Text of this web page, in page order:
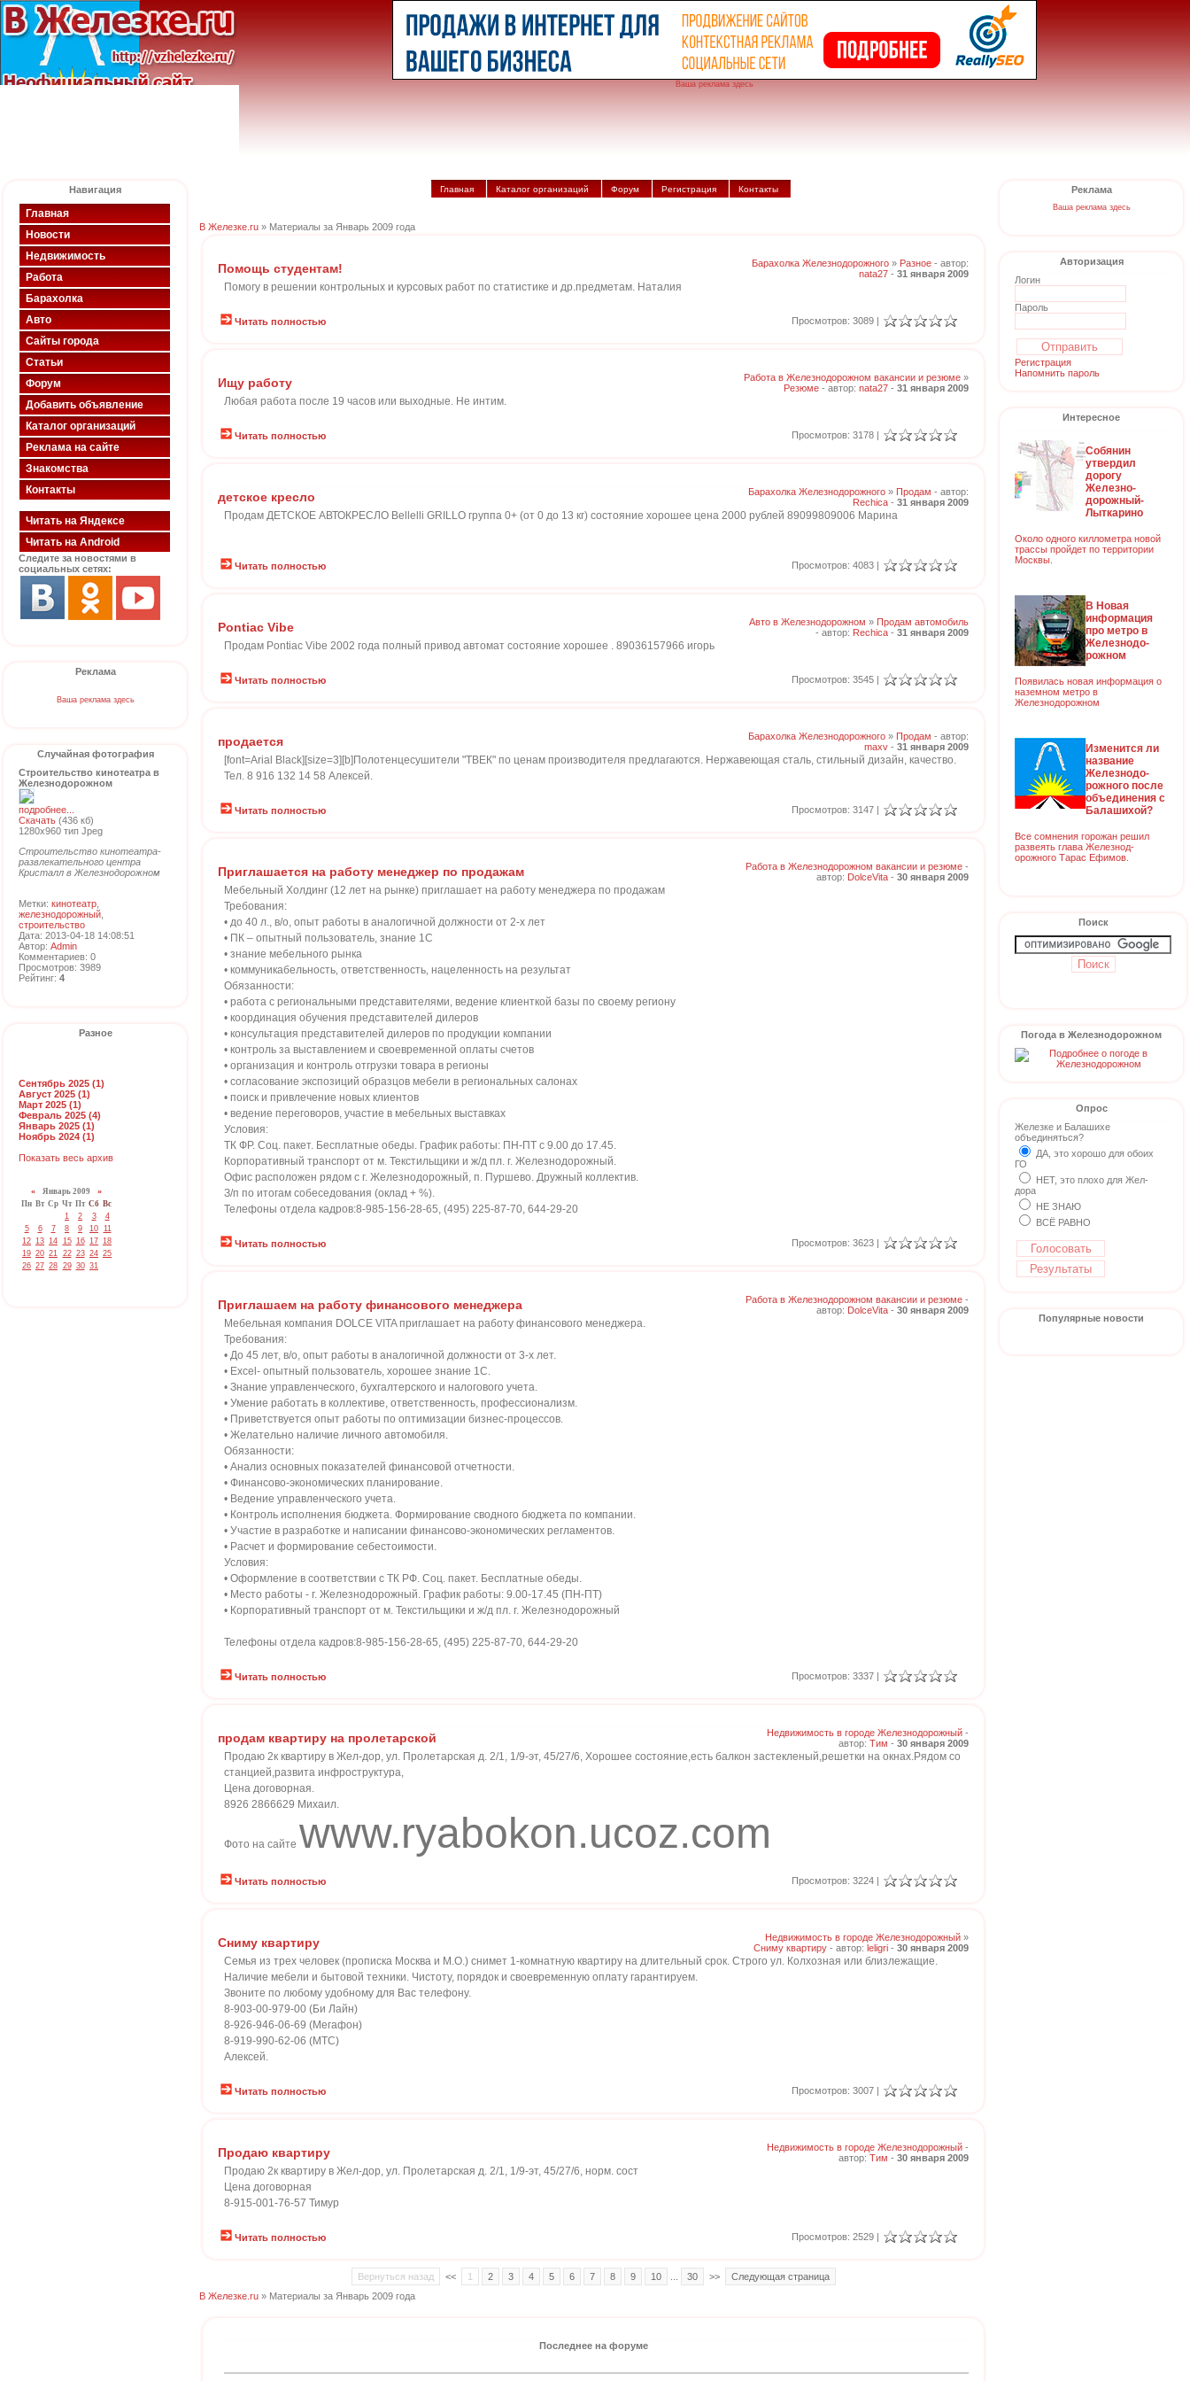
Ваша реклама здесь
Навигация
Главная
Новости
Недвижимость
Работа
Барахолка
Авто
Сайты города
Статьи
Форум
Добавить объявление
Каталог организаций
Реклама на сайте
Знакомства
Контакты
Читать на Яндексе
Читать на Android
Следите за новостями в
социальных сетях:
Реклама
Ваша реклама здесь
Случайная фотография
Строительство кинотеатра в
Железнодорожном
подробнее...
Скачать (436 кб)
1280x960 тип Jpeg
Строительство кинотеатра-
развлекательного центра
Кристалл в Железнодорожном
Метки: кинотеатр
железнодорожный
строительство
Дата: 2013-04-18 14:08:51
Автор: Admin
Комментариев: 0
Просмотров: 3989
Рейтинг: 4
Разное
Сентябрь 2025 (1)
Август 2025 (1)
Март 2025 (1)
Февраль 2025 (4)
Январь 2025 (1)
Ноябрь 2024 (1)
Показать весь архив
« Январь 2009 »
Пн Вт Ср Чт Пт Сб Вс
1
2 3
4
5
6 7 8 9 10 11
12 13 14 15 16 17 18
19 20 21 22 23 24 25
26 27 28 29 30 31
Главная Каталог организаций Форум Регистрация Контакты
В Железке.ru » Материалы за Январь 2009 года
Помощь студентам! Барахолка Железнодорожного » Разное - автор:
nata27 - 31 января 2009
Помогу в решении контрольных и курсовых работ по статистике и др.предметам. Наталия
Читать полностью Просмотров: 3089 |
Ищу работу Работа в Железнодорожном вакансии и резюме »
Резюме - автор: nata27 - 31 января 2009
Любая работа после 19 часов или выходные. Не интим.
Читать полностью Просмотров: 3178 |
детское кресло Барахолка Железнодорожного » Продам - автор:
Rechica - 31 января 2009
Продам ДЕТСКОЕ АВТОКРЕСЛО Bellelli GRILLO группа 0+ (от 0 до 13 кг) состояние хорошее цена 2000 рублей 89099809006 Марина
Читать полностью Просмотров: 4083 |
Pontiac Vibe Авто в Железнодорожном » Продам автомобиль
- автор: Rechica - 31 января 2009
Продам Pontiac Vibe 2002 года полный привод автомат состояние хорошее . 89036157966 игорь
Читать полностью Просмотров: 3545 |
продается Барахолка Железнодорожного » Продам - автор:
maxv - 31 января 2009
[font=Arial Black][size=3][b]Полотенцесушители "ТВЕК" по ценам производителя предлагаются. Нержавеющая сталь, стильный дизайн, качество.
Тел. 8 916 132 14 58 Алексей.
Читать полностью Просмотров: 3147 |
Приглашается на работу менеджер по продажам Работа в Железнодорожном вакансии и резюме -
автор: DolceVita - 30 января 2009
Мебельный Холдинг (12 лет на рынке) приглашает на работу менеджера по продажам
Требования:
• до 40 л., в/о, опыт работы в аналогичной должности от 2-х лет
• ПК – опытный пользователь, знание 1С
• знание мебельного рынка
• коммуникабельность‚ ответственность‚ нацеленность на результат
Обязанности:
• работа с региональными представителями, ведение клиенткой базы по своему региону
• координация обучения представителей дилеров
• консультация представителей дилеров по продукции компании
• контроль за выставлением и своевременной оплаты счетов
• организация и контроль отгрузки товара в регионы
• согласование экспозиций образцов мебели в региональных салонах
• поиск и привлечение новых клиентов
• ведение переговоров, участие в мебельных выставках
Условия:
ТК ФР. Соц. пакет. Бесплатные обеды. График работы: ПН-ПТ с 9.00 до 17.45.
Корпоративный транспорт от м. Текстильщики и ж/д пл. г. Железнодорожный.
Офис расположен рядом с г. Железнодорожный, п. Пуршево. Дружный коллектив.
З/п по итогам собеседования (оклад + %).
Телефоны отдела кадров:8-985-156-28-65, (495) 225-87-70, 644-29-20
Читать полностью Просмотров: 3623 |
Приглашаем на работу финансового менеджера Работа в Железнодорожном вакансии и резюме -
автор: DolceVita - 30 января 2009
Мебельная компания DOLCE VITA приглашает на работу финансового менеджера.
Требования:
• До 45 лет, в/о, опыт работы в аналогичной должности от 3-х лет.
• Еxcel- опытный пользователь, хорошее знание 1С.
• Знание управленческого, бухгалтерского и налогового учета.
• Умение работать в коллективе, ответственность, профессионализм.
• Приветствуется опыт работы по оптимизации бизнес-процессов.
• Желательно наличие личного автомобиля.
Обязанности:
• Анализ основных показателей финансовой отчетности.
• Финансово-экономических планирование.
• Ведение управленческого учета.
• Контроль исполнения бюджета. Формирование сводного бюджета по компании.
• Участие в разработке и написании финансово-экономических регламентов.
• Расчет и формирование себестоимости.
Условия:
• Оформление в соответствии с ТК РФ. Соц. пакет. Бесплатные обеды.
• Место работы - г. Железнодорожный. График работы: 9.00-17.45 (ПН-ПТ)
• Корпоративный транспорт от м. Текстильщики и ж/д пл. г. Железнодорожный
Телефоны отдела кадров:8-985-156-28-65, (495) 225-87-70, 644-29-20
Читать полностью Просмотров: 3337 |
продам квартиру на пролетарской Недвижимость в городе Железнодорожный -
автор: Тим - 30 января 2009
Продаю 2к квартиру в Жел-дор, ул. Пролетарская д. 2/1, 1/9-эт, 45/27/6, Хорошее состояние,есть балкон застекленый,решетки на окнах.Рядом со
станцией,развита инфроструктура,
Цена договорная.
8926 2866629 Михаил.
Фото на сайте www.ryabokon.ucoz.com
Читать полностью Просмотров: 3224 |
Сниму квартиру Недвижимость в городе Железнодорожный »
Сниму квартиру - автор: leligri - 30 января 2009
Семья из трех человек (прописка Москва и М.О.) снимет 1-комнатную квартиру на длительный срок. Строго ул. Колхозная или близлежащие.
Наличие мебели и бытовой техники. Чистоту, порядок и своевременную оплату гарантируем.
Звоните по любому удобному для Вас телефону.
8-903-00-979-00 (Би Лайн)
8-926-946-06-69 (Мегафон)
8-919-990-62-06 (МТС)
Алексей.
Читать полностью Просмотров: 3007 |
Продаю квартиру Недвижимость в городе Железнодорожный -
автор: Тим - 30 января 2009
Продаю 2к квартиру в Жел-дор, ул. Пролетарская д. 2/1, 1/9-эт, 45/27/6, норм. сост
Цена договорная
8-915-001-76-57 Тимур
Читать полностью Просмотров: 2529 |
Вернуться назад << 1 2 3 4 5 6 7 8 9 10 30 >>
Следующая страница
В Железке.ru » Материалы за Январь 2009 года
Последнее на форуме
Реклама
Ваша реклама здесь
Авторизация
Логин
Пароль
Регистрация
Напомнить пароль
Интересное
Собянин
утвердил
дорогу
Железно-
дорожный-
Лыткарино
Около одного киллометра новой
трассы пройдет по территории
Москвы.
В Новая
информация
про метро в
Железнодо-
рожном
Появилась новая информация о
наземном метро в
Железнодорожном
Изменится ли
название
Железнодо-
рожного после
объединения с
Балашихой?
Все сомнения горожан решил
развеять глава Железнод-
орожного Тарас Ефимов.
Поиск
Погода в Железнодорожном
Опрос
Железке и Балашихе
объединяться?
ДА, это хорошо для обоих
ГО
НЕТ, это плохо для Жел-
дора
НЕ ЗНАЮ
ВСЁ РАВНО
Популярные новости